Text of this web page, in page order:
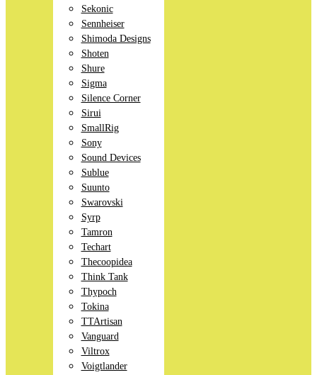
Sekonic
Sennheiser
Shimoda Designs
Shoten
Shure
Sigma
Silence Corner
Sirui
SmallRig
Sony
Sound Devices
Sublue
Suunto
Swarovski
Syrp
Tamron
Techart
Thecoopidea
Think Tank
Thypoch
Tokina
TTArtisan
Vanguard
Viltrox
Voigtlander